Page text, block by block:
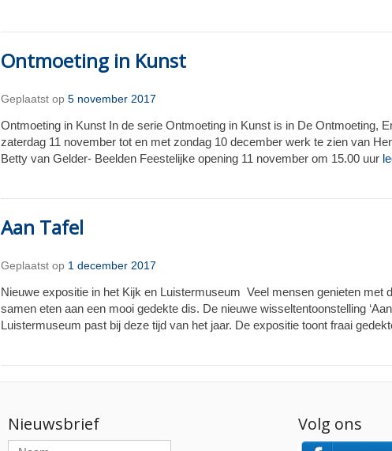
Ontmoeting in Kunst
Geplaatst op 5 november 2017
Ontmoeting in Kunst In de serie Ontmoeting in Kunst is in De Ontmoeting,
zaterdag 11 november tot en met zondag 10 december werk te zien van
Betty van Gelder- Beelden Feestelijke opening 11 november om 15.00 uur
Aan Tafel
Geplaatst op 1 december 2017
Nieuwe expositie in het Kijk en Luistermuseum Veel mensen genieten met
samen eten aan een mooi gedekte dis. De nieuwe wisseltentoonstelling
Luistermuseum past bij deze tijd van het jaar. De expositie toont fraai
Nieuwsbrief Volg ons